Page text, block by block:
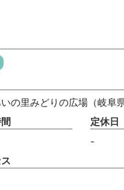
の里みどりの広場（岐阜
定休日
-